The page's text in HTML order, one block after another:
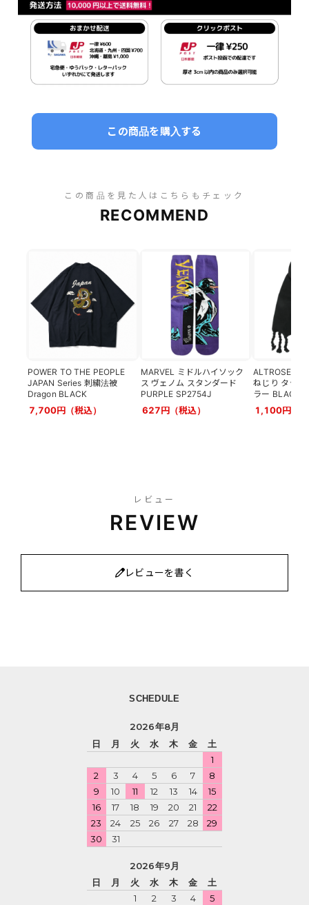
この商品を購入する
この商品を見た人はこちらもチェック
RECOMMEND
POWER TO THE PEOPLE
JAPAN Series 刺繍法被
Dragon BLACK
7,700円（税込）
MARVEL ミドルハイソック
ス ヴェノム スタンダード
PURPLE SP2754J
627円（税込）
ALTROSE マ
ねじり タッセ
ラー BLACK
1,100円（
レビュー
REVIEW
レビューを書く
SCHEDULE
2026年8月
日
月 火 水 木 金
土
1
2
3 4 5 6 7
8
9
10 11 12 13 14
15
16
17 18 19 20 21
22
23
24 25 26 27 28
29
30
31
2026年9月
日
月 火 水 木 金
土
1
2 3 4
5